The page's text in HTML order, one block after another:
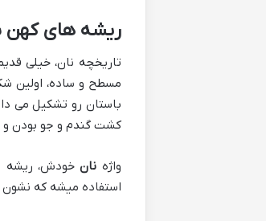
ریشه های کهن
تاریخچه نان، خیلی
مسطح و ساده، اولین
کشت گندم و جو بودن و
واژه نان
استفاده میشه که نشون